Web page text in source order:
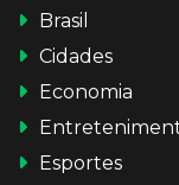
Brasil
Cidades
Economia
Esportes